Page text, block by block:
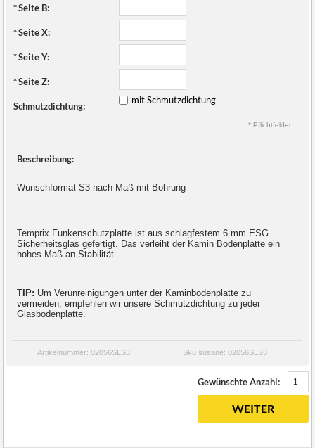
*Seite B:
*Seite X:
*Seite Y:
*Seite Z:
Schmutzdichtung:
mit Schmutzdichtung
* Pflichtfelder
Beschreibung:
Wunschformat S3 nach Maß mit Bohrung
Temprix Funkenschutzplatte ist aus schlagfestem 6 mm ESG
Sicherheitsglas gefertigt. Das verleiht der Kamin Bodenplatte ein
hohes Maß an Stabilität.
TIP: Um Verunreinigungen unter der Kaminbodenplatte zu
vermeiden, empfehlen wir unsere Schmutzdichtung zu jeder
Glasbodenplatte.
Artikelnummer: 02056SLS3 Sku susane: 02056SLS3
Gewünschte Anzahl:
WEITER